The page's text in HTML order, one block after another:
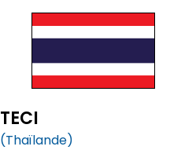
TECI
(Thaïlande)